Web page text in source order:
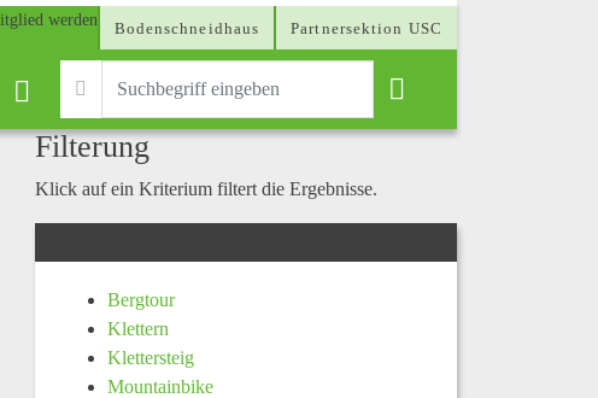
Bodenschneidhaus Partnersektion USC
Filterung
Klick auf ein Kriterium filtert die Ergebnisse.
Bergtour
Klettern
Klettersteig
Mountainbike